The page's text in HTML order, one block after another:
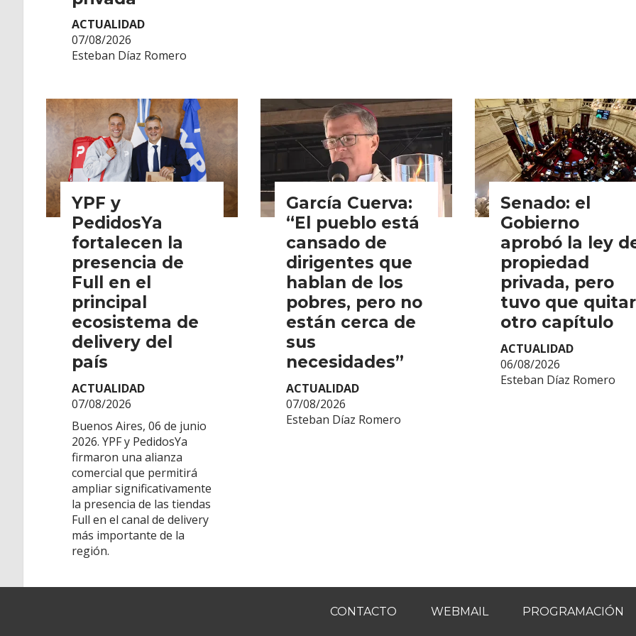
Esteban Díaz Romero
ACTUALIDAD
07/08/2026
YPF y
PedidosYa
fortalecen la
presencia de
Full en el
principal
ecosistema de
delivery del
país
ACTUALIDAD
07/08/2026
Buenos Aires, 06 de junio
2026. YPF y PedidosYa
firmaron una alianza
comercial que permitirá
ampliar significativamente
la presencia de las tiendas
Full en el canal de delivery
más importante de la
región.
García Cuerva:
“El pueblo está
cansado de
dirigentes que
hablan de los
pobres, pero no
están cerca de
sus
necesidades”
Esteban Díaz Romero
ACTUALIDAD
07/08/2026
Senado: el
Gobierno
aprobó la ley
propiedad
privada, pero
tuvo que quitar
otro capítulo
Esteban Díaz Romero
ACTUALIDAD
06/08/2026
CONTACTO WEBMAIL PROGRAMACIÓN